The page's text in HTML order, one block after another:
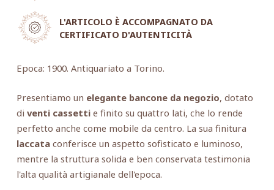
L'ARTICOLO È ACCOMPAGNATO DA
CERTIFICATO D'AUTENTICITÀ
Epoca: 1900. Antiquariato a Torino.
Presentiamo un elegante bancone da negozio, dotato
di venti cassettie finito su quattro lati, che lo rende
perfetto anche come mobile da centro. La sua finitura
laccataconferisce un aspetto sofisticato e luminoso,
mentre la struttura solida e ben conservata testimonia
l'alta qualità artigianale dell'epoca.